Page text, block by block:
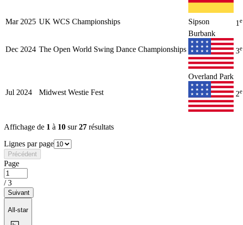
Mar 2025 UK WCS Championships Sipson 1 e
Dec 2024 The Open World Swing Dance Championships
Burbank
3e
Jul 2024 Midwest Westie Fest
Overland Park
2e
Affichage de 1 à 10 sur27 résultats
Lignes par page
Précédent
Page
/3
Suivant
All-star